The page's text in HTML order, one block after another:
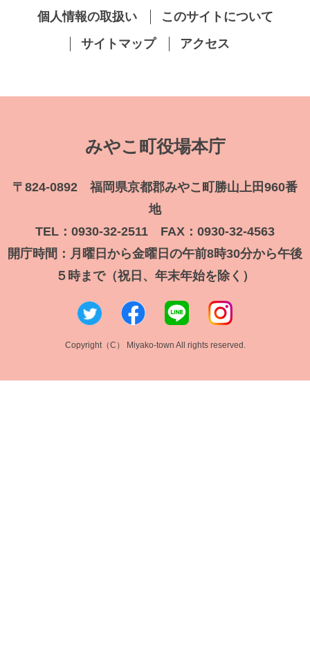
個人情報の取扱い
このサイトについて
サイトマップ
アクセス
みやこ町役場本庁
〒824-0892 福岡県京都郡みやこ町勝山上田960番
地
TEL：0930-32-2511 FAX：0930-32-4563
開庁時間：月曜日から金曜日の午前8時30分から午後
５時まで（祝日、年末年始を除く）
Copyright（C） Miyako-town All rights reserved.